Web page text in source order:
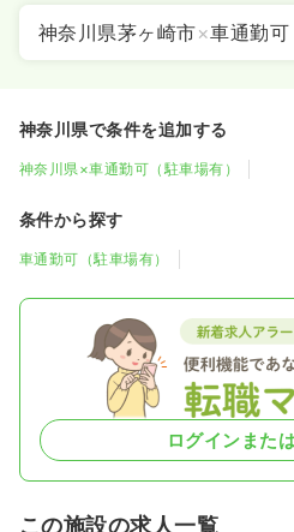
神奈川県茅ヶ崎市×車通勤可
神奈川県で条件を追加する
神奈川県×車通勤可（駐車場有）
条件から探す
車通勤可（駐車場有）
ログインまた
この施設の求人一覧